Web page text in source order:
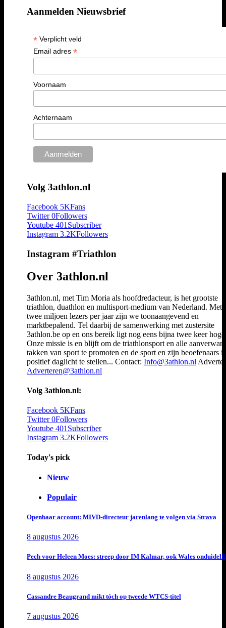
Aanmelden Nieuwsbrief
*Verplicht veld
Email adres *
Voornaam
Achternaam
Volg 3athlon.nl
Facebook 5KFans
Twitter 0Followers
Youtube 401 Subscriber
Instagram 3.2KFollowers
Instagram #Triathlon
Over 3athlon.nl
3athlon.nl, met Tim Moria als hoofdredacteur, is het grootste
triathlon, duathlon en multisport-medium van Nederland. Met
twee miljoen lezers per jaar zijn we toonaangevend en
marktbepalend. Tel daarbij de samenwerking met zustersite
3athlon.be op en ons bereik ligt nog eens bijna twee keer
Onze missie is en blijft om de triathlonsport en alle
takken van sport te promoten en de sport en zijn beoefenaars
positief daglicht te stellen... Contact: Info@3athlon.nl
Adverteren@3athlon.nl
Volg 3athlon.nl:
Facebook 5KFans
Twitter 0Followers
Youtube 401 Subscriber
Instagram 3.2KFollowers
Today's pick
Nieuw
Populair
Openbaar account: MIVD-directeur jarenlang te volgen via Strava
8 augustus 2026
Pech voor Heleen Moes: streep door IM Kalmar, ook Wales
8 augustus 2026
Cassandre Beaugrand mikt tóch op tweede WTCS-titel
7 augustus 2026